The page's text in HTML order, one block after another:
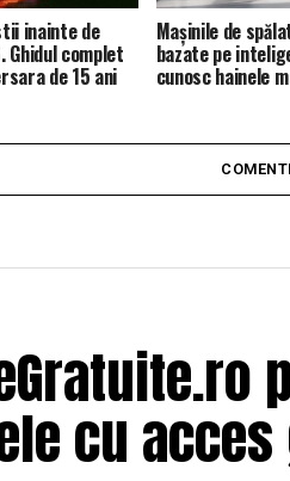
inainte de
Ghidul complet
de 15 ani
Mașinile de
bazate pe
cunosc hainele
cu